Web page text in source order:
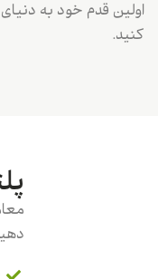
اولین قدم خود به
کنید.